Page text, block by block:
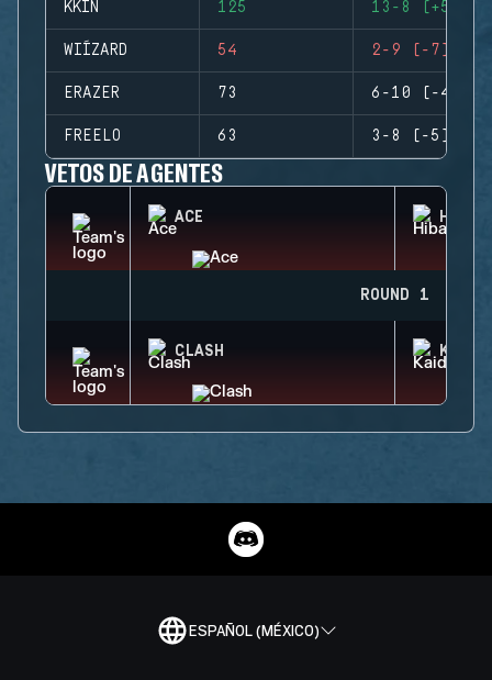
KKIN 125 13-8 (+5)
WIÍZARD 54 2-9 (-7)
ERAZER 73 6-10 (-4)
FREELO 63 3-8 (-5)
VETOS DE AGENTES
ACE
ROUND 1
CLASH KAID
ESPAÑOL (MÉXICO)